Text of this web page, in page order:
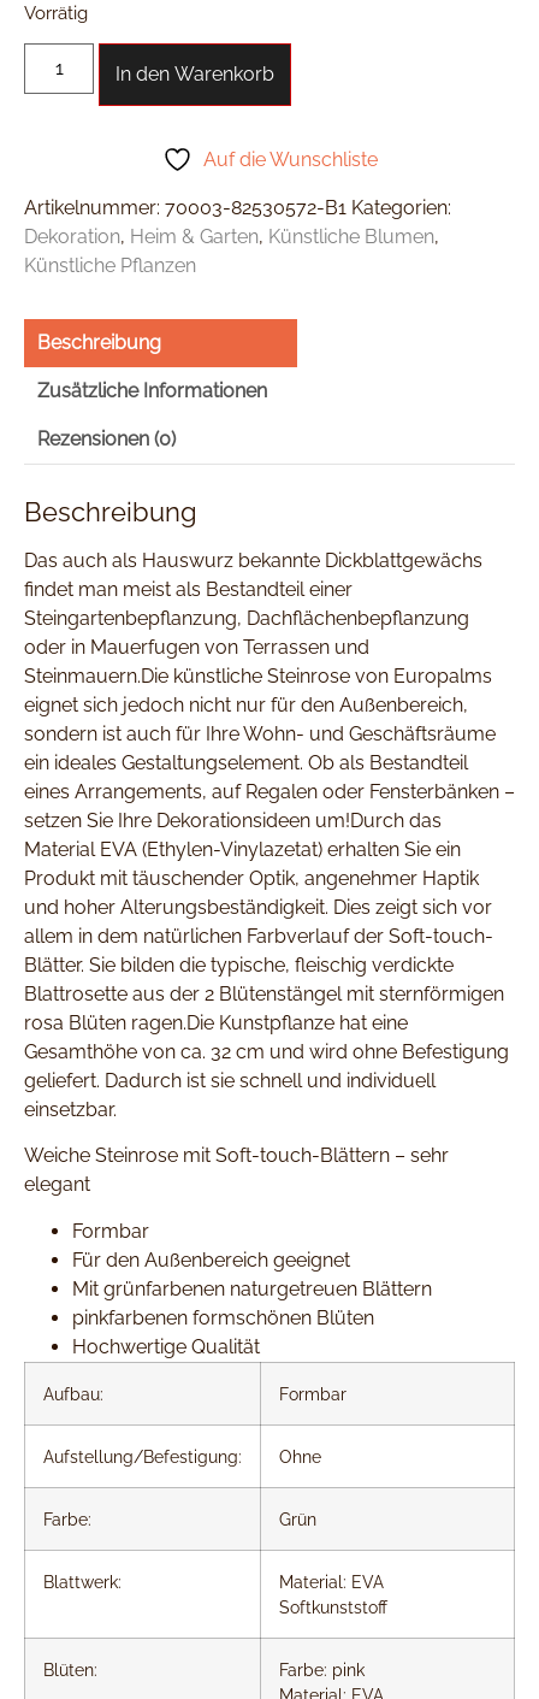
Vorrätig
In den Warenkorb
Auf die Wunschliste
Artikelnummer: 70003-82530572-B1 Kategorien:
Dekoration, Heim & Garten, Künstliche Blumen,
Künstliche Pflanzen
Beschreibung
Zusätzliche Informationen
Rezensionen (0)
Beschreibung
Das auch als Hauswurz bekannte Dickblattgewächs
findet man meist als Bestandteil einer
Steingartenbepflanzung, Dachflächenbepflanzung
oder in Mauerfugen von Terrassen und
Steinmauern.Die künstliche Steinrose von Europalms
eignet sich jedoch nicht nur für den Außenbereich,
sondern ist auch für Ihre Wohn- und Geschäftsräume
ein ideales Gestaltungselement. Ob als Bestandteil
eines Arrangements, auf Regalen oder Fensterbänken –
setzen Sie Ihre Dekorationsideen um!Durch das
Material EVA (Ethylen-Vinylazetat) erhalten Sie ein
Produkt mit täuschender Optik, angenehmer Haptik
und hoher Alterungsbeständigkeit. Dies zeigt sich vor
allem in dem natürlichen Farbverlauf der Soft-touch-
Blätter. Sie bilden die typische, fleischig verdickte
Blattrosette aus der 2 Blütenstängel mit sternförmigen
rosa Blüten ragen.Die Kunstpflanze hat eine
Gesamthöhe von ca. 32 cm und wird ohne Befestigung
geliefert. Dadurch ist sie schnell und individuell
einsetzbar.
Weiche Steinrose mit Soft-touch-Blättern – sehr
elegant
Formbar
Für den Außenbereich geeignet
Mit grünfarbenen naturgetreuen Blättern
pinkfarbenen formschönen Blüten
Hochwertige Qualität
Aufbau: Formbar
Aufstellung/Befestigung: Ohne
Farbe: Grün
Blattwerk:
Material: EVA
Softkunststoff
Blüten:
Farbe: pink
Material: EVA